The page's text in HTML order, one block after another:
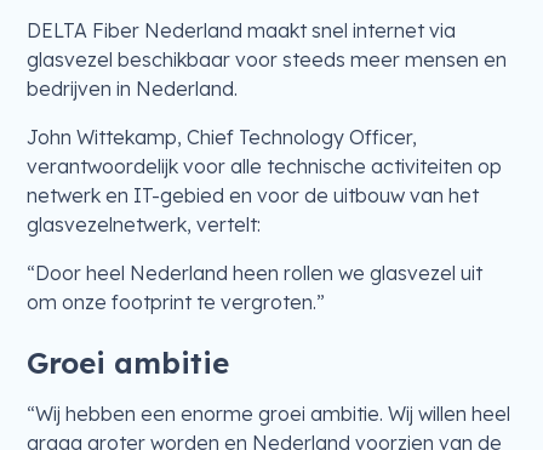
DELTA Fiber Nederland maakt snel internet via
glasvezel beschikbaar voor steeds meer mensen en
bedrijven in Nederland.
John Wittekamp, Chief Technology Officer,
verantwoordelijk voor alle technische activiteiten op
netwerk en IT-gebied en voor de uitbouw van het
glasvezelnetwerk, vertelt:
“Door heel Nederland heen rollen we glasvezel uit
om onze footprint te vergroten.”
Groei ambitie
“Wij hebben een enorme groei ambitie. Wij willen heel
graag groter worden en Nederland voorzien van de